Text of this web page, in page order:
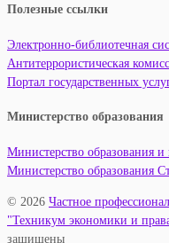
Полезные ссылки
Электронно-библиотечная
Антитеррористическая
Портал государственных
Министерство образования
Министерство образования
Министерство образования
© 2026 Частное
"Техникум экономики и
защищены